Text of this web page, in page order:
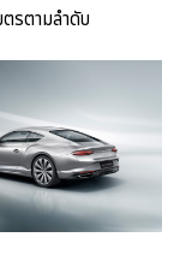
รตามลำดับ